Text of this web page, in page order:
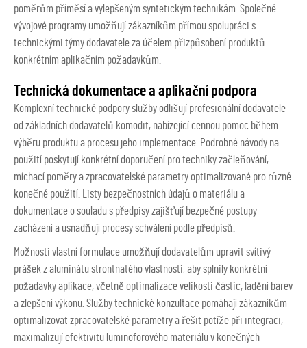
poměrům příměsí a vylepšeným syntetickým technikám. Společné
vývojové programy umožňují zákazníkům přímou spolupráci s
technickými týmy dodavatele za účelem přizpůsobení produktů
konkrétním aplikačním požadavkům.
Technická dokumentace a aplikační podpora
Komplexní technické podpory služby odlišují profesionální dodavatele
od základních dodavatelů komodit, nabízející cennou pomoc během
výběru produktu a procesu jeho implementace. Podrobné návody na
použití poskytují konkrétní doporučení pro techniky začleňování,
míchací poměry a zpracovatelské parametry optimalizované pro různé
konečné použití. Listy bezpečnostních údajů o materiálu a
dokumentace o souladu s předpisy zajišťují bezpečné postupy
zacházení a usnadňují procesy schválení podle předpisů.
Možnosti vlastní formulace umožňují dodavatelům upravit svítivý
prášek z aluminátu strontnatéhovlastnosti, aby splnily konkrétní
požadavky aplikace, včetně optimalizace velikosti částic, ladění barev
a zlepšení výkonu. Služby technické konzultace pomáhají zákazníkům
optimalizovat zpracovatelské parametry a řešit potíže při integraci,
maximalizují efektivitu luminoforového materiálu v konečných